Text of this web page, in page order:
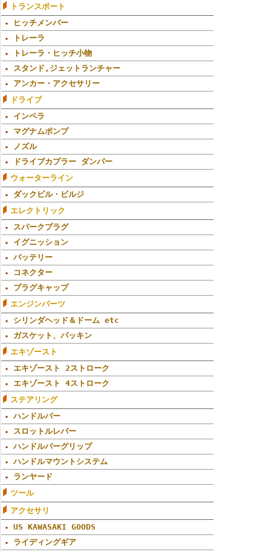
トランスポート
ヒッチメンバー
トレーラ
トレーラ・ヒッチ小物
スタンド,ジェットランチャー
アンカー・アクセサリー
ドライブ
インペラ
マグナムポンプ
ノズル
ドライブカプラー ダンパー
ウォーターライン
ダックビル・ビルジ
エレクトリック
スパークプラグ
イグニッション
バッテリー
コネクター
プラグキャップ
エンジンパーツ
シリンダヘッド＆ドーム etc
ガスケット、パッキン
エキゾースト
エキゾースト 2ストローク
エキゾースト 4ストローク
ステアリング
ハンドルバー
スロットルレバー
ハンドルバーグリップ
ハンドルマウントシステム
ランヤード
ツール
アクセサリ
US KAWASAKI GOODS
ライディングギア